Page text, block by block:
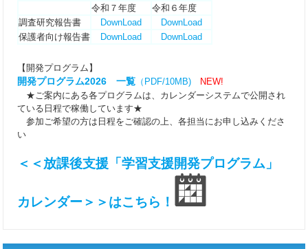
令和７年度
令和６年度
調査研究報告書
DownLoad
DownLoad
保護者向け報告書
DownLoad DownLoad
【開発プログラム】
開発プログラム2026 一覧 （PDF/10MB)
NEW!
★ご案内にある各プログラムは、カレンダーシステムで公開され
ている日程で稼働しています★
参加ご希望の方は日程をご確認の上、各担当にお申し込みくださ
い
＜＜放課後支援「学習支援開発プログラム」
カレンダー＞＞はこちら！